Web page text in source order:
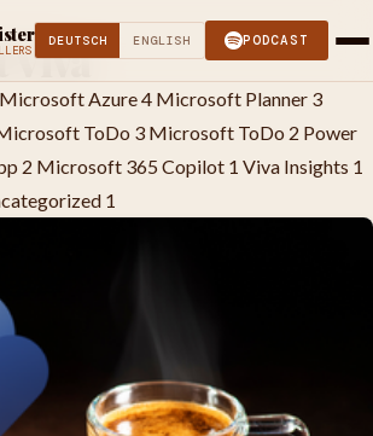
DEUTSCH ENGLISH PODCAST
Microsoft Azure4 Microsoft Planner 3
ToDo 3 Microsoft ToDo 2 Power
2 Microsoft 365 Copilot 1 Viva Insights 1
1